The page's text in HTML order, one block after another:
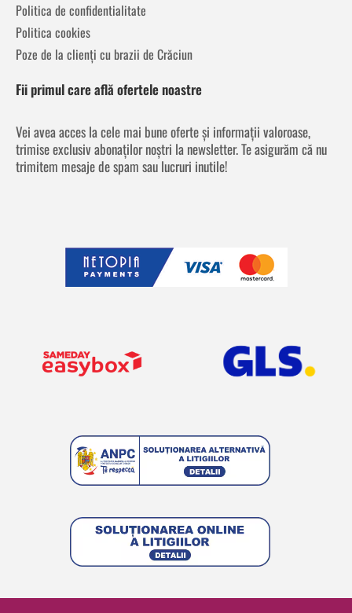
Politica de confidentialitate
Politica cookies
Poze de la clienți cu brazii de Crăciun
Fii primul care află ofertele noastre
Vei avea acces la cele mai bune oferte și informații valoroase,
trimise exclusiv abonaților noștri la newsletter. Te asigurăm că nu
trimitem mesaje de spam sau lucruri inutile!